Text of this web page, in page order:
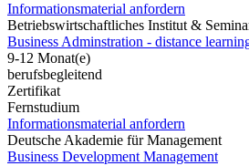
Informationsmaterial anfordern
Betriebswirtschaftliches Institut &
Business Adminstration - distance
9-12 Monat(e)
berufsbegleitend
Zertifikat
Fernstudium
Informationsmaterial anfordern
Deutsche Akademie für Management
Business Development Management